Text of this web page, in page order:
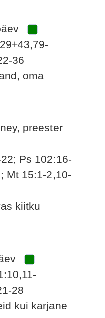
36
oma
preester
Ps 102:16-
Mt 15:1-2,10-
kiitku
28
kui karjane